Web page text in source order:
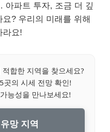
아파트 투자, 조금 더 깊
? 우리의 미래를 위해
라요!
적합한 지역을 찾으세요?
곳의 시세 전망 확인!
능성을 만나보세요!
망 지역